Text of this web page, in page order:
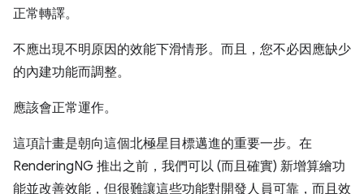
正常轉譯。
不應出現不明原因的效能下滑情形。而且，您不必因應缺少
的內建功能而調整。
應該會正常運作。
這項計畫是朝向這個北極星目標邁進的重要一步。在
RenderingNG 推出之前，我們可以 (而且確實) 新增算繪功
能並改善效能，但很難讓這些功能對開發人員可靠，而且效